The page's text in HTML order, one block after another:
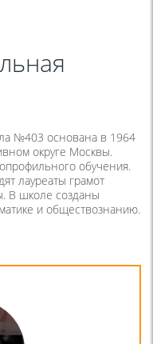
№403 основана в 1964
округе Москвы.
обучения.
лауреаты грамот
В школе созданы
и обществознанию.